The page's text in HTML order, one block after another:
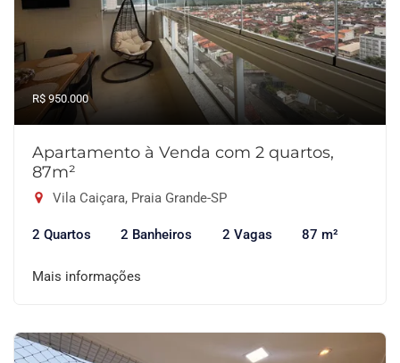
R$ 950.000
Apartamento à Venda com 2 quartos,
87m²
Vila Caiçara, Praia Grande-SP
2 Quartos 2 Banheiros 2 Vagas 87 m²
Mais informações